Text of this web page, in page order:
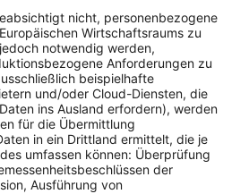
nicht, personenbezogene
Wirtschaftsraums zu
notwendig werden,
Anforderungen zu
beispielhafte
und/oder Cloud-Diensten, die
ins Ausland erfordern), werden
für die Übermittlung
in ein Drittland ermittelt, die je
umfassen können: Überprüfung
der
Ausführung von